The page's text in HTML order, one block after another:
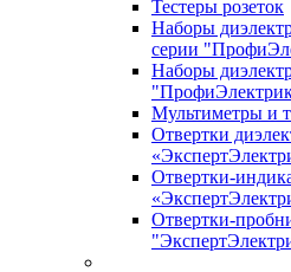
Тестеры розеток
Наборы
серии
Наборы
Мультиметры и
Отвертки
Отвертки-
Отвертки-